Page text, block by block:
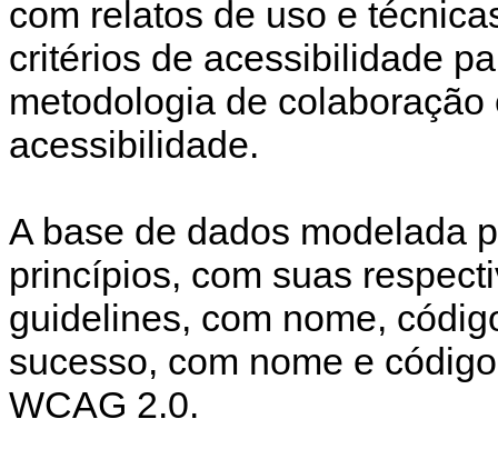
com relatos de uso e
critérios de acessibilidade
metodologia de
acessibilidade.
A base de dados modelada
princípios, com suas
guidelines, com nome,
sucesso, com nome e
WCAG 2.0.